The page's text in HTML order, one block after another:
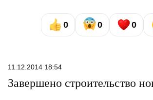
0 0 0
11.12.2014 18:54
Завершено строительство